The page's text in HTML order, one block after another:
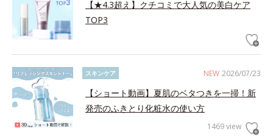
【★4.3超え】クチコミで大人気の美白ケア
TOP3
NEW 2026/07/23
スキンケア
【ショート動画】夏肌のベタつきを一掃！新
発売のふきとり化粧水の使い方
1469 view